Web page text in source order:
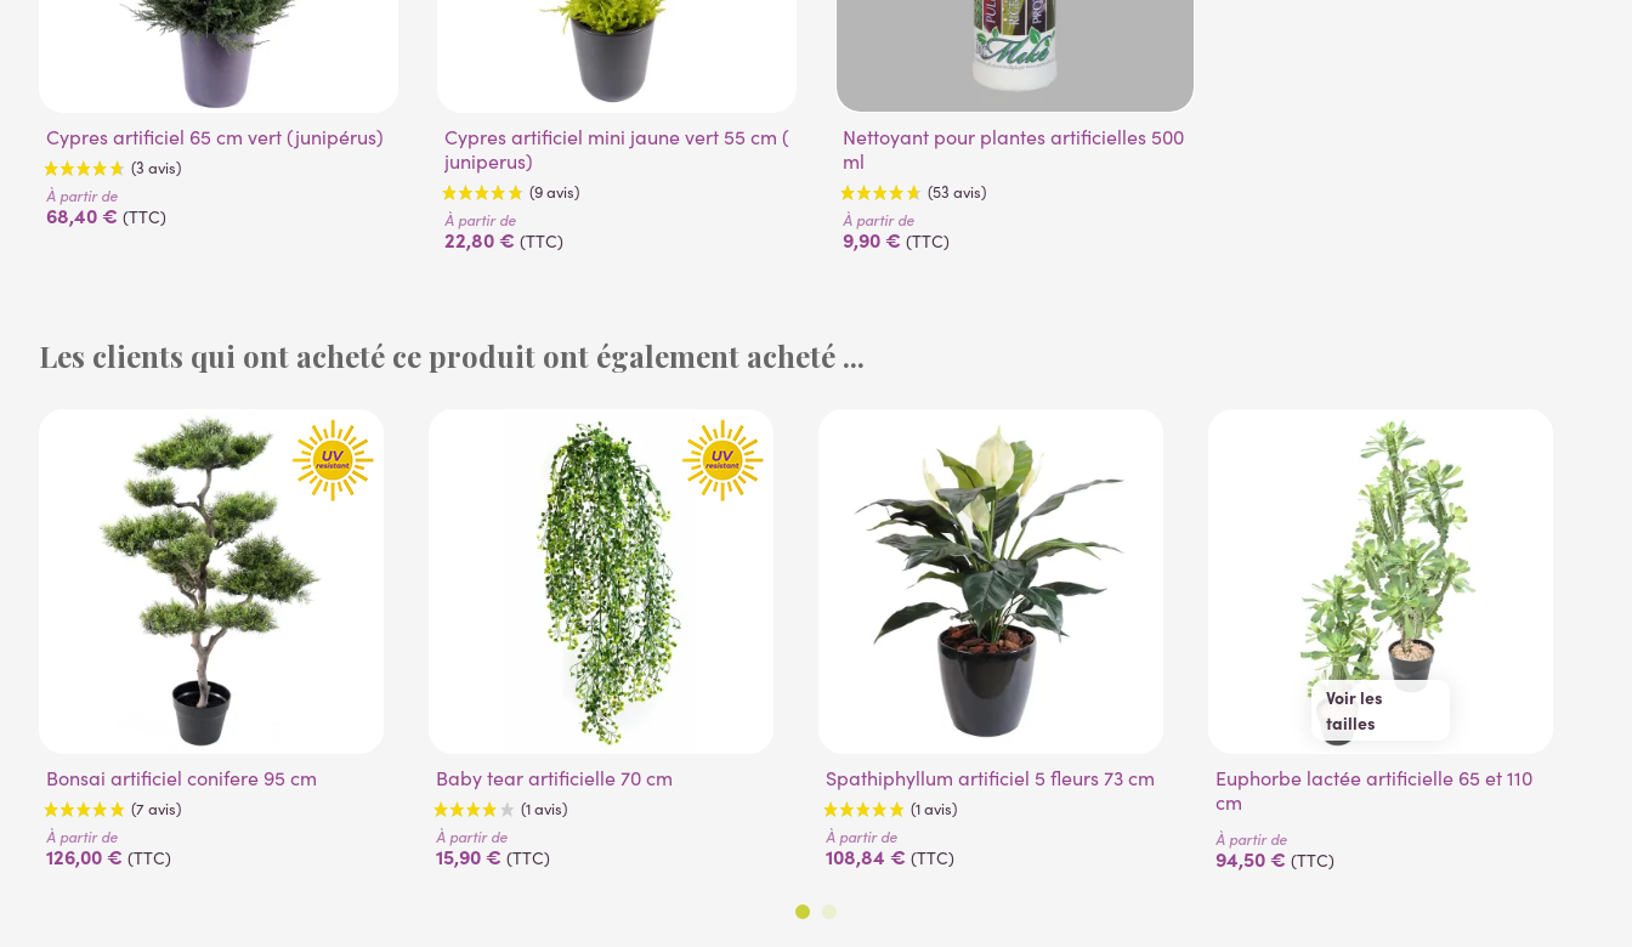
Cypres artificiel 65 cm vert (junipérus)
(3 avis)
À partir de
68,40 € (TTC)
Cypres artificiel mini jaune vert 55 cm (
juniperus)
À partir de
22,80 € (TTC)
Nettoyant pour plantes artificielles 500
ml
À partir de
9,90 € (TTC)
Les clients qui ont acheté ce produit ont également acheté ...
Bonsai artificiel conifere 95 cm
À partir de
126,00 € (TTC)
Baby tear artificielle 70 cm
À partir de
15,90 € (TTC)
Spathiphyllum artificiel 5 fleurs 73 cm
À partir de
108,84 € (TTC)
Voir les
tailles
65 cm
Euphorbe lactée artificielle 65 et 110
cm
À partir de
94,50 € (TTC)